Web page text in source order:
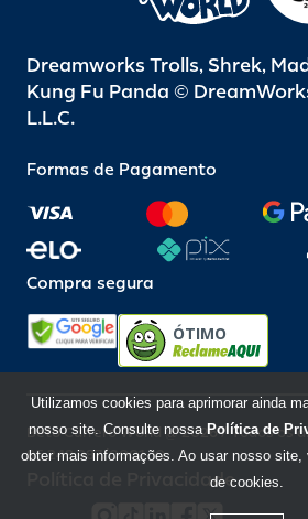
Dreamworks Trolls, Shrek,
Kung Fu Panda ©
L.L.C.
Formas de Pagamento
Compra segura
ÓTIMO
Beto Carrero World @ 2026 / Todos os
85.248.987/0001-10
Política de Privacidade
Utilizamos cookies para aprimorar ainda
nosso site. Consulte nossa Política de
obter mais informações. Ao usar nosso
de cookies.